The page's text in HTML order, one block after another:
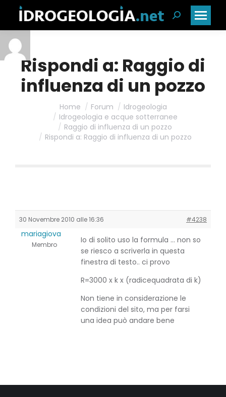
Cerca:
Rispondi a: Raggio di
influenza di un pozzo
Home Forum
Idrogeologia
Idrogeologia e acque sotterranee
Raggio di influenza di un pozzo
Rispondi a: Raggio di influenza di un pozzo
30 Novembre 2010 alle 16:36 #4238
mariagiova
Membro
Io di solito uso la formula … non so
se riesco a scriverla in questa
finestra di testo.. ci provo
R=3000 x k x (radicequadrata di k)
Non tiene in considerazione le
condizioni del sito, ma per farsi
una idea può andare bene